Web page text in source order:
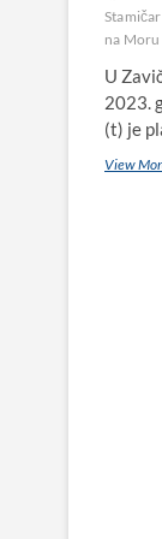
Stamičar
na Moru
U
2023.
(t) je
View